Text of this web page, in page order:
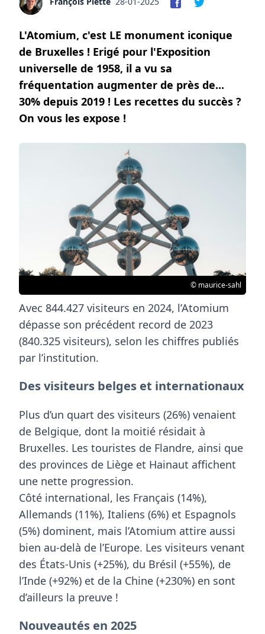
L'Atomium, c'est LE monument iconique
de Bruxelles ! Erigé pour l'Exposition
universelle de 1958, il a vu sa
fréquentation augmenter de près de...
30% depuis 2019 ! Les recettes du succès ?
On vous les expose !
© maurice-sahl
Avec 844.427 visiteurs en 2024, l’Atomium
dépasse son précédent record de 2023
(840.325 visiteurs), selon les chiffres publiés
par l’institution.
Des visiteurs belges et internationaux
Plus d’un quart des visiteurs (26%) venaient
de Belgique, dont la moitié résidait à
Bruxelles. Les touristes de Flandre, ainsi que
des provinces de Liège et Hainaut affichent
une nette progression.
Côté international, les Français (14%),
Allemands (11%), Italiens (6%) et Espagnols
(5%) dominent, mais l’Atomium attire aussi
bien au-delà de l’Europe. Les visiteurs venant
des États-Unis (+25%), du Brésil (+55%), de
l’Inde (+92%) et de la Chine (+230%) en sont
d’ailleurs la preuve !
Nouveautés en 2025